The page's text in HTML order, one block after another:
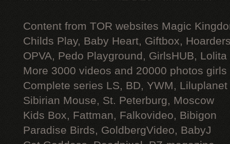
Content from TOR websites Magic
Childs Play, Baby Heart, Giftbox,
OPVA, Pedo Playground, GirlsHUB, Lolita
More 3000 videos and 20000 photos
Complete series LS, BD, YWM, Liluplanet
Sibirian Mouse, St. Peterburg, Moscow
Kids Box, Fattman, Falkovideo, Bibigon
Paradise Birds, GoldbergVideo, BabyJ